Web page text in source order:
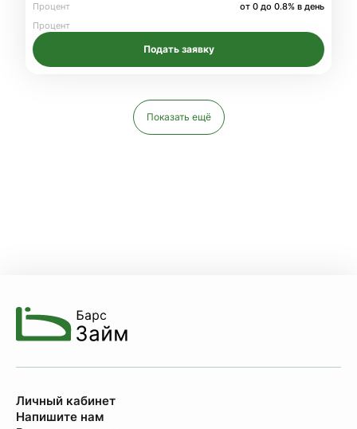
Процент
от 0 до 0.8% в день
Процент
Подать заявку
Показать ещё
Личный кабинет
Напишите нам